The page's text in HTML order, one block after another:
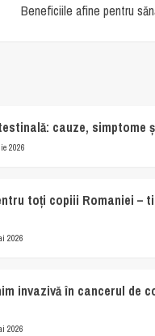
Beneficiile afine pentru
cauze, simptome
2026
toți copiii Romaniei –
2026
invazivă în cancerul de
2026